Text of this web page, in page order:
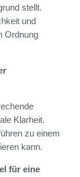
stellt.
und
Ordnung
Klarheit.
zu einem
kann.
für eine